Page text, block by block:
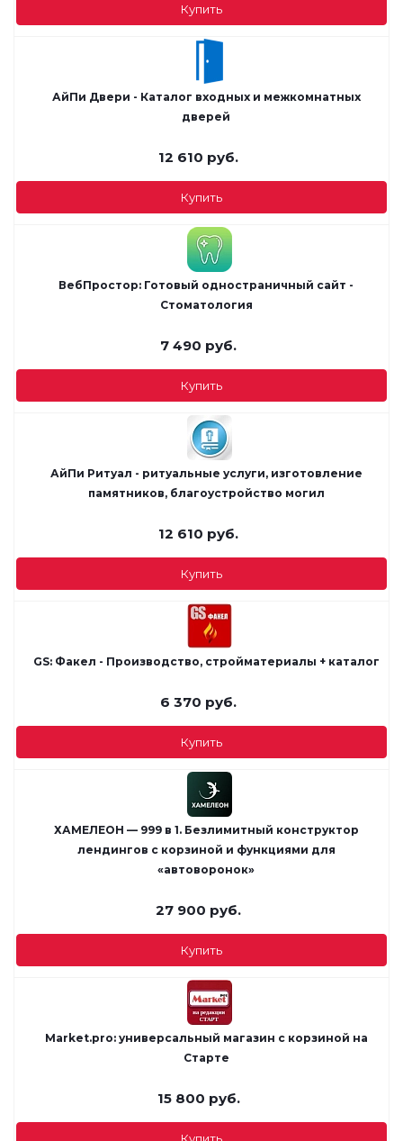
Купить
АйПи Двери - Каталог входных и межкомнатных
дверей
12 610 руб.
Купить
ВебПростор: Готовый одностраничный сайт -
Стоматология
7 490 руб.
Купить
АйПи Ритуал - ритуальные услуги, изготовление
памятников, благоустройство могил
12 610 руб.
Купить
GS: Факел - Производство, стройматериалы + каталог
6 370 руб.
Купить
ХАМЕЛЕОН — 999 в 1. Безлимитный конструктор
лендингов с корзиной и функциями для
«автоворонок»
27 900 руб.
Купить
Market.pro: универсальный магазин с корзиной на
Старте
15 800 руб.
Купить